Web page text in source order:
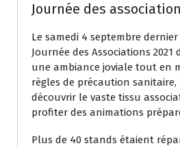
Journée des
Le samedi 4 septembre
Journée des Associations 2021
une ambiance joviale tout en
règles de précaution
découvrir le vaste tissu
profiter des animations
Plus de 40 stands étaient